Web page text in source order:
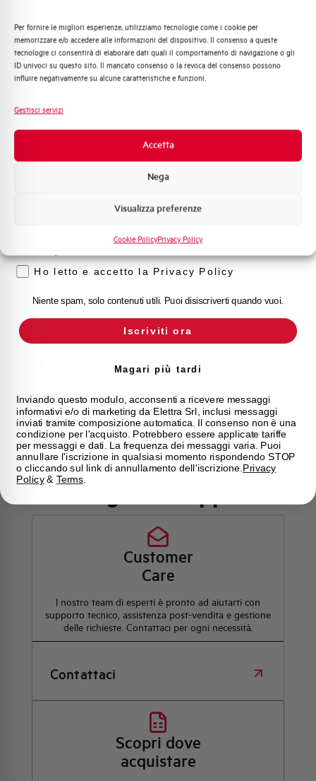
Per fornire le migliori esperienze, utilizziamo tecnologie come i cookie per
memorizzare e/o accedere alle informazioni del dispositivo. Il consenso a queste
tecnologie ci consentirà di elaborare dati quali il comportamento di navigazione o gli
ID univoci su questo sito. Il mancato consenso o la revoca del consenso possono
influire negativamente su alcune caratteristiche e funzioni.
Gestisci servizi
Accetta
Nega
Visualizza preferenze
Cookie PolicyPrivacy Policy
(%Icu)
Capacità dei terminali 1…35 mm²
secondo EN 60947-2
Temperatura di riferimento (°C) 40
Montaggio qualsiasi (tranne sottosopra)
Fuori produzione
Marca AEG
Hai bisogno di supporto?
Customer
Care
l nostro team di esperti è pronto ad aiutarti con
supporto tecnico, assistenza post-vendita e gestione
delle richieste. Contattaci per ogni necessità.
Contattaci
Scopri dove
acquistare
Quali argomenti ti interessano di più?
Distribuzione di Energia
Automazione Industriale
Sistema Quadri
Promozioni e offerte
Formazione tecnica
Voglio ricevere aggiornamenti, novità di
Ho letto e accetto la Privacy Policy
Niente spam, solo contenuti utili. Puoi disiscriverti quando vuoi.
Iscriviti ora
Magari più tardi
Inviando questo modulo, acconsenti a ricevere messaggi
informativi e/o di marketing da Elettra Srl, inclusi messaggi
inviati tramite composizione automatica. Il consenso non è una
condizione per l'acquisto. Potrebbero essere applicate tariffe
per messaggi e dati. La frequenza dei messaggi varia. Puoi
annullare l'iscrizione in qualsiasi momento rispondendo STOP
o cliccando sul link di annullamento dell'iscrizione. Privacy
Policy& Terms